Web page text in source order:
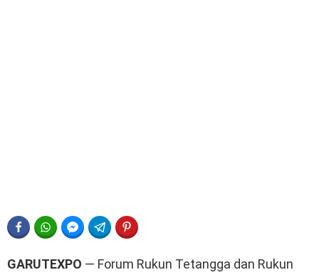
FACEBOOKWHATSAPPFACEBOOK MESSENGER
TELEGRAM
GARUTEXPO — Forum Rukun Tetangga dan Rukun